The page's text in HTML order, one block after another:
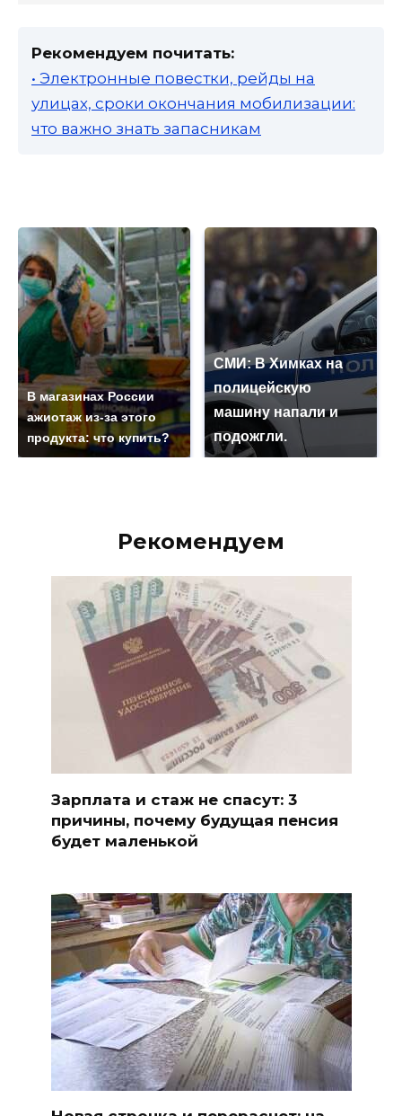
Рекомендуем почитать:
• Электронные повестки, рейды на
улицах, сроки окончания мобилизации:
что важно знать запасникам
В магазинах России
ажиотаж из-за этого
продукта: что купить?
СМИ: В Химках на
полицейскую
машину напали и
подожгли.
Рекомендуем
Зарплата и стаж не спасут: 3
причины, почему будущая пенсия
будет маленькой